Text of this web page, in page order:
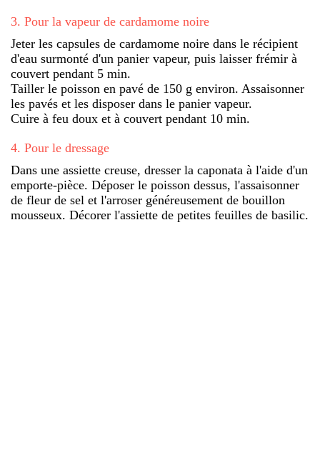
3. Pour la vapeur de cardamome noire
Jeter les capsules de cardamome noire dans le récipient
d'eau surmonté d'un panier vapeur, puis laisser frémir à
couvert pendant 5 min.
Tailler le poisson en pavé de 150 g environ. Assaisonner
les pavés et les disposer dans le panier vapeur.
Cuire à feu doux et à couvert pendant 10 min.
4. Pour le dressage
Dans une assiette creuse, dresser la caponata à l'aide d'un
emporte-pièce. Déposer le poisson dessus, l'assaisonner
de fleur de sel et l'arroser généreusement de bouillon
mousseux. Décorer l'assiette de petites feuilles de basilic.